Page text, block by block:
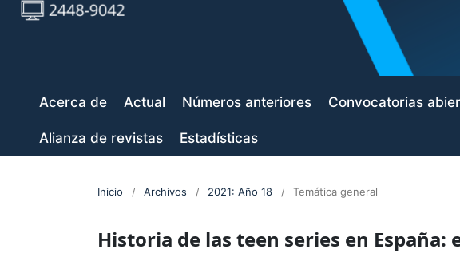
Acerca de Actual Números anteriores Convocatorias
Alianza de revistas Estadísticas
Inicio / Archivos / 2021: Año 18 / Temática general
Historia de las teen series en